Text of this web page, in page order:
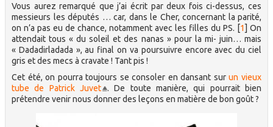
Vous aurez remarqué que j’ai écrit par deux fois ci-dessus, ces
messieurs les députés … car, dans le Cher, concernant la parité,
on n’a pas eu de chance, notamment avec les filles du PS. [1] On
attendait tous « du soleil et des nanas » pour la mi- juin… mais
« Dadadirladada », au final on va poursuivre encore avec du ciel
gris et des mecs à cravate ! Tant pis !
Cet été, on pourra toujours se consoler en dansant surun vieux
tube de Patrick Juvet
. De toute manière, qui pourrait bien
prétendre venir nous donner des leçons en matière de bon goût ?